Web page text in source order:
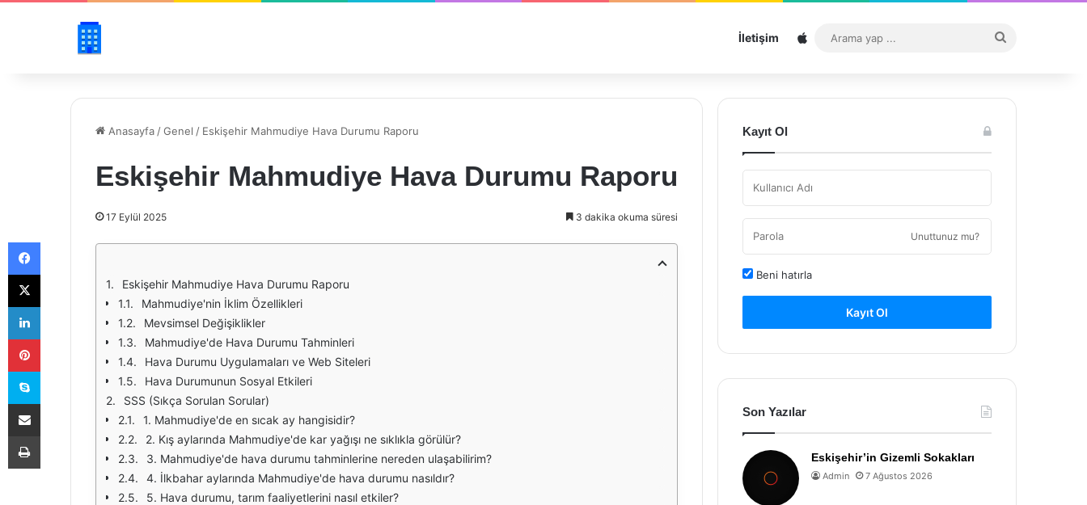
İletişim Sitemap
...
Anasayfa /Genel / Eskişehir Mahmudiye Hava Durumu Raporu
Eskişehir Mahmudiye Hava Durumu Raporu
17 Eylül 2025 3 dakika okuma süresi
Eskişehir Mahmudiye Hava Durumu Raporu
Mahmudiye'nin İklim Özellikleri
Mevsimsel Değişiklikler
Mahmudiye'de Hava Durumu Tahminleri
Hava Durumu Uygulamaları ve Web Siteleri
Hava Durumunun Sosyal Etkileri
SSS (Sıkça Sorulan Sorular)
1. Mahmudiye'de en sıcak ay hangisidir?
2. Kış aylarında Mahmudiye'de kar yağışı ne sıklıkla görülür?
3. Mahmudiye'de hava durumu tahminlerine nereden ulaşabilirim?
4. İlkbahar aylarında Mahmudiye'de hava durumu nasıldır?
5. Hava durumu, tarım faaliyetlerini nasıl etkiler?
Kayıt Ol
Unuttunuz mu?
Beni hatırla
Kayıt Ol
Son Yazılar
Eskişehir’in Gizemli Sokakları
Admin 7 Ağustos 2026
Facebook
X
LinkedIn
Pinterest
Skype
E-Posta ile paylaş